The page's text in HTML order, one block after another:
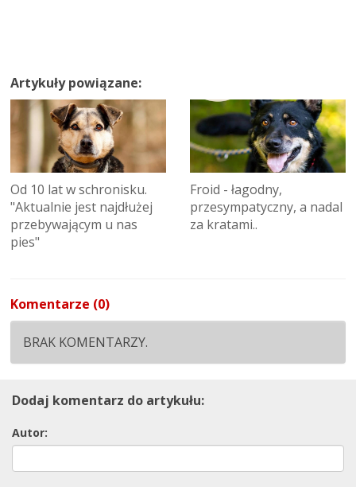
Artykuły powiązane:
Od 10 lat w schronisku.
"Aktualnie jest najdłużej
przebywającym u nas
pies"
Froid - łagodny,
przesympatyczny, a nadal
za kratami..
Komentarze (0)
BRAK KOMENTARZY.
Dodaj komentarz do artykułu:
Autor: